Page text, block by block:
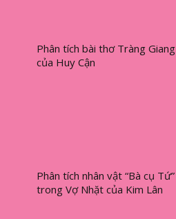
Phân tích bài thơ Tràng Giang
của Huy Cận
Phân tích nhân vật “Bà cụ Tứ”
trong Vợ Nhặt của Kim Lân